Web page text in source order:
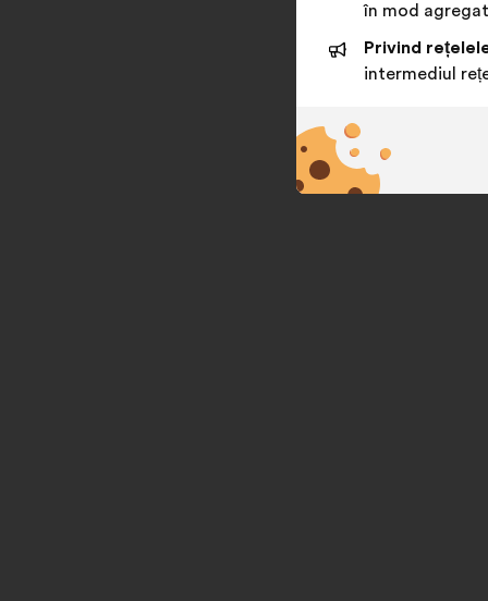
în mod agregat
Privind
intermediul